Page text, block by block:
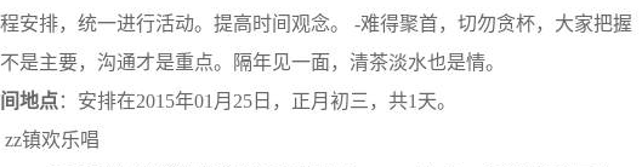
排，统一进行活动。提高时间观念。 -难得聚首，切勿贪杯，大家把握
是主要，沟通才是重点。隔年见一面，清茶淡水也是情。
地点：安排在2015年01月25日，正月初三，共1天。
镇欢乐唱